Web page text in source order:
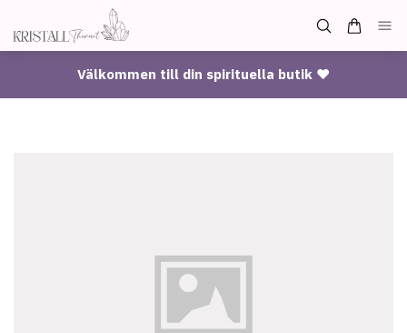
Välkommen till din spirituella butik ♥